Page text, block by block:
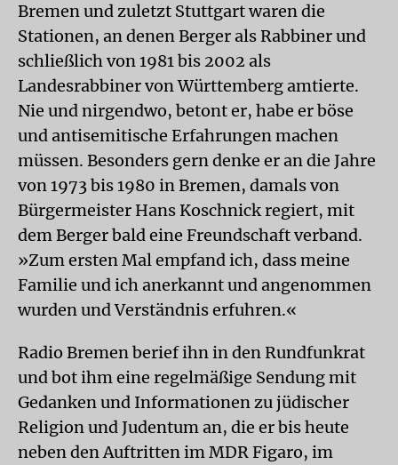
Bremen und zuletzt Stuttgart waren die
Stationen, an denen Berger als Rabbiner und
schließlich von 1981 bis 2002 als
Landesrabbiner von Württemberg amtierte.
Nie und nirgendwo, betont er, habe er böse
und antisemitische Erfahrungen machen
müssen. Besonders gern denke er an die Jahre
von 1973 bis 1980 in Bremen, damals von
Bürgermeister Hans Koschnick regiert, mit
dem Berger bald eine Freundschaft verband.
»Zum ersten Mal empfand ich, dass meine
Familie und ich anerkannt und angenommen
wurden und Verständnis erfuhren.«
Radio Bremen berief ihn in den Rundfunkrat
und bot ihm eine regelmäßige Sendung mit
Gedanken und Informationen zu jüdischer
Religion und Judentum an, die er bis heute
neben den Auftritten im MDR Figaro, im